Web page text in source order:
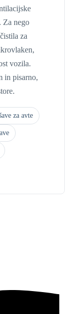
Za nego
za
vozila.
in pisarno,
za avte